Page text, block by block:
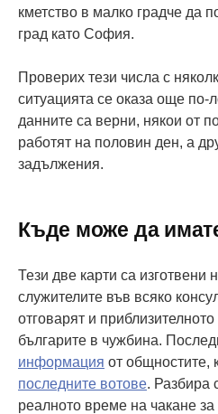
кметство в малко градче да
град като София.
Проверих тези числа с
ситуацията се оказа още по-
данните са верни, някои от
работят на половин ден, а
задължения.
Къде може да
Тези две карти са изготвени
служителите във всяко
отговарят и
българите в чужбина.
информация от общностите,
последните вотове. Разбира
реалното време на чакане за